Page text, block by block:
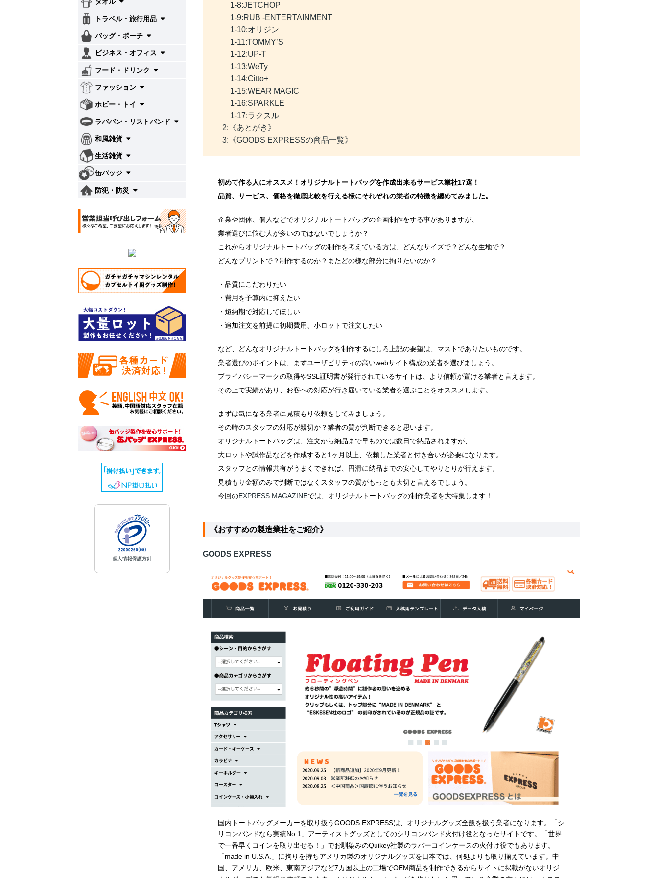
1-8:JETCHOP
1-9:RUB -ENTERTAINMENT
1-10:オリジン
1-11:TOMMY’S
1-12:UP-T
1-13:WeTy
1-14:Citto+
1-15:WEAR MAGIC
1-16:SPARKLE
1-17:ラクスル
2:《あとがき》
3:《GOODS EXPRESSの商品一覧》
初めて作る人にオススメ！オリジナルトートバッグを作成出来るサービス業社17選！
品質、サービス、価格を徹底比較を行える様にそれぞれの業者の特徴を纏めてみました。
企業や団体、個人などでオリジナルトートバッグの企画制作をする事がありますが、
業者選びに悩む人が多いのではないでしょうか？
これからオリジナルトートバッグの制作を考えている方は、どんなサイズで？どんな生地で？
どんなプリントで？制作するのか？またどの様な部分に拘りたいのか？
・品質にこだわりたい
・費用を予算内に抑えたい
・短納期で対応してほしい
・追加注文を前提に初期費用、小ロットで注文したい
など、どんなオリジナルトートバッグを制作するにしろ上記の要望は、マストでありたいものです。
業者選びのポイントは、まずユーザビリティの高いwebサイト構成の業者を選びましょう。
プライバシーマークの取得やSSL証明書が発行されているサイトは、より信頼が置ける業者と言えます。
その上で実績があり、お客への対応が行き届いている業者を選ぶことをオススメします。
まずは気になる業者に見積もり依頼をしてみましょう。
その時のスタッフの対応が親切か？業者の質が判断できると思います。
オリジナルトートバッグは、注文から納品まで早ものでは数日で納品されますが、
大ロットや試作品などを作成すると1ヶ月以上、依頼した業者と付き合いが必要になります。
スタッフとの情報共有がうまくできれば、円滑に納品までの安心してやりとりが行えます。
見積もり金額のみで判断ではなくスタッフの質がもっとも大切と言えるでしょう。
今回のEXPRESS MAGAZINEでは、オリジナルトートバッグの制作業者を大特集します！
《おすすめの製造業社をご紹介》
GOODS EXPRESS
国内トートバッグメーカーを取り扱うGOODS EXPRESSは、オリジナルグッズ全般を扱う業者になります。「シ
リコンバンドなら実績No.1 」アーティストグッズとしてのシリコンバンド火付け役となったサイトです。「世界
で一番早くコインを取り出せる！」でお馴染みのQuikey社製のラバーコインケースの火付け役でもあります。
「made in U.S.A. 」に拘りを持ちアメリカ製のオリジナルグッズを日本では、何処よりも取り揃えています。中
国、アメリカ、欧米、東南アジアなど7カ国以上の工場でOEM商品を制作できるからサイトに掲載がないオリジ
トラベル・旅行用品
バッグ・ポーチ
ビジネス・オフィス
フード・ドリンク
ファッション
ホビー・トイ
ラババン・リストバンド
和風雑貨
生活雑貨
缶バッジ
防犯・防災
個人情報保護方針